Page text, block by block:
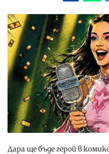
Дара ще бъде герой в